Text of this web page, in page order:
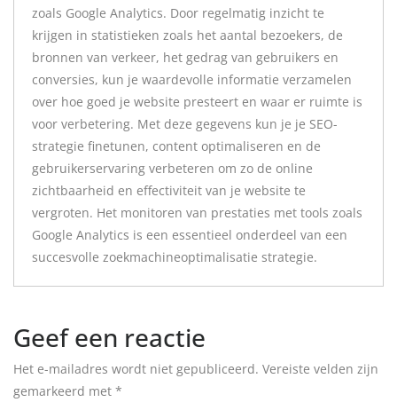
zoals Google Analytics. Door regelmatig inzicht te
krijgen in statistieken zoals het aantal bezoekers, de
bronnen van verkeer, het gedrag van gebruikers en
conversies, kun je waardevolle informatie verzamelen
over hoe goed je website presteert en waar er ruimte is
voor verbetering. Met deze gegevens kun je je SEO-
strategie finetunen, content optimaliseren en de
gebruikerservaring verbeteren om zo de online
zichtbaarheid en effectiviteit van je website te
vergroten. Het monitoren van prestaties met tools zoals
Google Analytics is een essentieel onderdeel van een
succesvolle zoekmachineoptimalisatie strategie.
Geef een reactie
Het e-mailadres wordt niet gepubliceerd. Vereiste velden zijn
gemarkeerd met *